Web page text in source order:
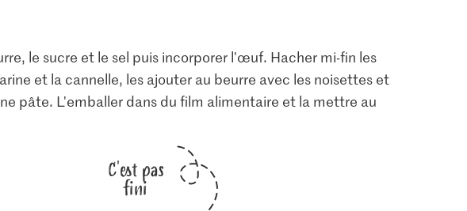
le sucre et le sel puis incorporer l'œuf. Hacher mi-fin les
et la cannelle, les ajouter au beurre avec les noisettes et
pâte. L'emballer dans du film alimentaire et la mettre au
C'est pas
fini